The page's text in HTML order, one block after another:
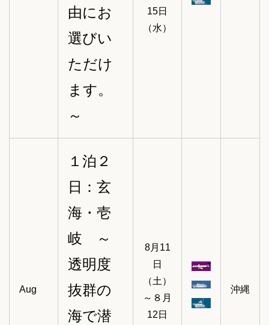
由にお
選びい
ただけ
ます。
～
15日
（水）
Aug
１泊２
日：玄
海・壱
岐 ～
透明度
抜群の
海で潜
8月11
日
（土）
～８月
12日
沖縄